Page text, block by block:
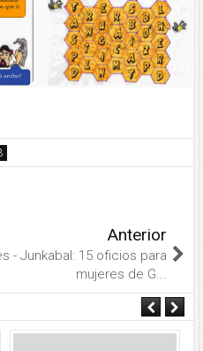
Anterior
- Junkabal: 15 oficios para
mujeres de G...